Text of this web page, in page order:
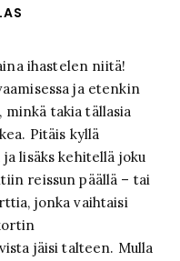
ihastelen niitä!
ja etenkin
minkä takia tällasia
Pitäis kyllä
lisäks kehitellä joku
reissun päällä – tai
jonka vaihtaisi
jäisi talteen. Mulla